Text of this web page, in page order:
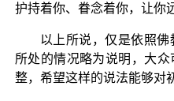
护持着你、眷念着你，让你
以上所说，仅是依照
所处的情况略为说明，大
整，希望这样的说法能够对